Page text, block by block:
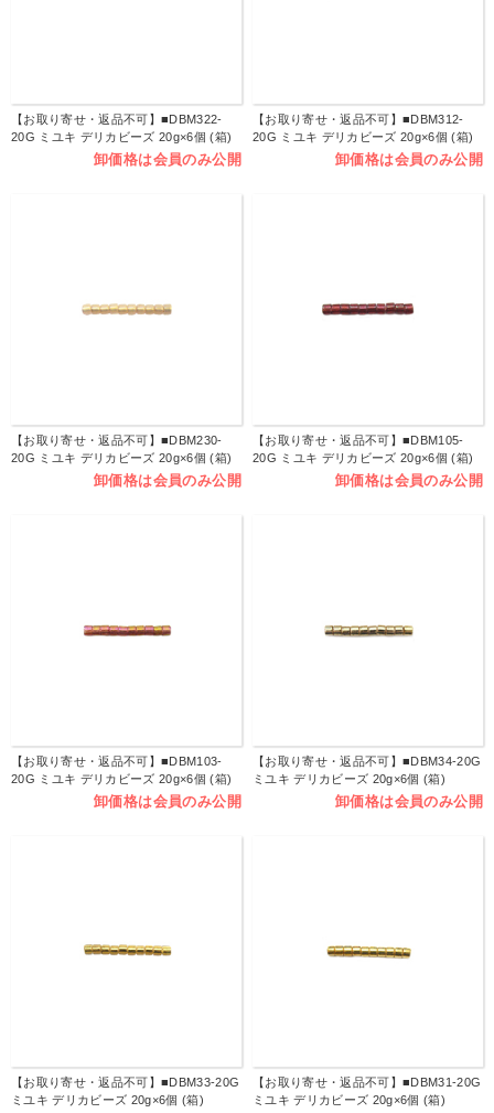
【お取り寄せ・返品不可】■DBM322-
20G ミユキ デリカビーズ 20g×6個 (箱)
卸価格は会員のみ公開
【お取り寄せ・返品不可】■DBM312-
20G ミユキ デリカビーズ 20g×6個 (箱)
卸価格は会員のみ公開
【お取り寄せ・返品不可】■DBM230-
20G ミユキ デリカビーズ 20g×6個 (箱)
卸価格は会員のみ公開
【お取り寄せ・返品不可】■DBM105-
20G ミユキ デリカビーズ 20g×6個 (箱)
卸価格は会員のみ公開
【お取り寄せ・返品不可】■DBM103-
20G ミユキ デリカビーズ 20g×6個 (箱)
卸価格は会員のみ公開
【お取り寄せ・返品不可】■DBM34-20G
ミユキ デリカビーズ 20g×6個 (箱)
卸価格は会員のみ公開
【お取り寄せ・返品不可】■DBM33-20G
ミユキ デリカビーズ 20g×6個 (箱)
【お取り寄せ・返品不可】■DBM31-20G
ミユキ デリカビーズ 20g×6個 (箱)